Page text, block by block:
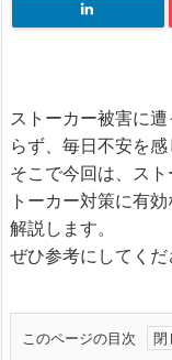
ストーカー被害に
らず、毎日不安を感
そこで今回は、ス
トーカー対策に有
解説します。
ぜひ参考にしてくだ
このページの目次